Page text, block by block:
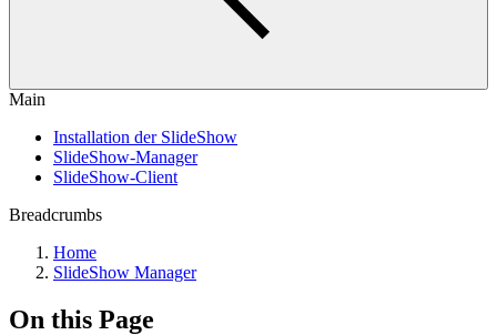
Main
Installation der SlideShow
SlideShow-Manager
SlideShow-Client
Breadcrumbs
Home
SlideShow Manager
On this Page